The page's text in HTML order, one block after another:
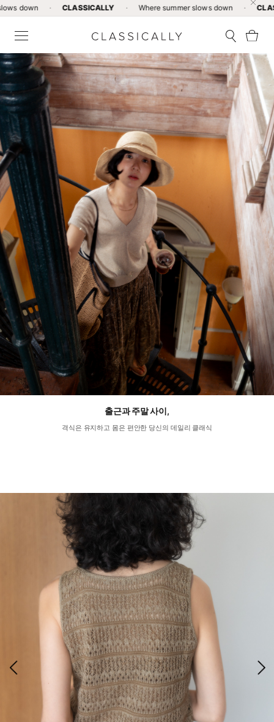
· CLASSICALLY · Where summer slows down · CLASSICALLY
출근과 주말 사이,
격식은 유지하고 몸은 편안한 당신의 데일리 클래식